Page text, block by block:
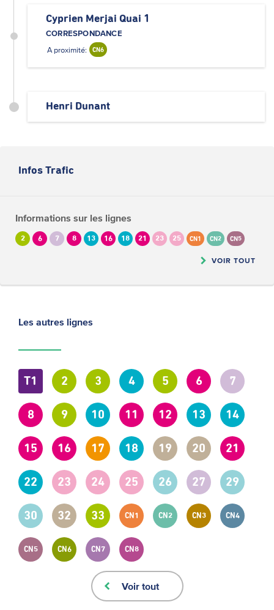
Infos Trafic
Informations sur les lignes
2 6 7 8 13 16 18 21 23 25 CN1 CN2 CN5
VOIR TOUT
Cyprien Merjai Quai 1
CORRESPONDANCE
A proximité:
CN6
Henri Dunant
Les autres lignes
T1 2 3 4 5 6 7
8 9 10 11 12 13 14
15 16 17 18 19 20 21
22 23 24 25 26 27 29
30 32 33 CN1 CN2 CN3 CN4
CN5 CN6 CN7 CN8
Voir tout